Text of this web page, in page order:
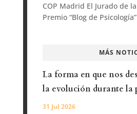
COP Madrid El Jurado de
Premio “Blog de
MÁS
La forma en que nos
la evolución durante la
31 Jul 2026